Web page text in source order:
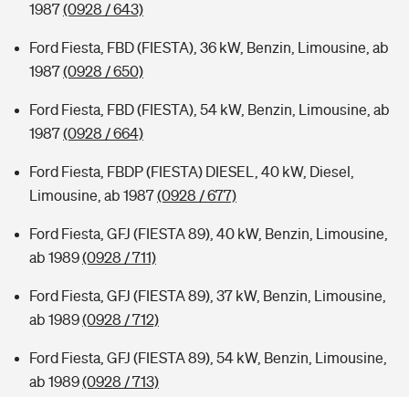
1987(0928 / 643)
Ford Fiesta, FBD (FIESTA), 36 kW, Benzin, Limousine, ab
1987(0928 / 650)
Ford Fiesta, FBD (FIESTA), 54 kW, Benzin, Limousine, ab
1987(0928 / 664)
Ford Fiesta, FBDP (FIESTA) DIESEL, 40 kW, Diesel,
Limousine, ab 1987(0928 / 677)
Ford Fiesta, GFJ (FIESTA 89), 40 kW, Benzin, Limousine,
ab 1989(0928 / 711)
Ford Fiesta, GFJ (FIESTA 89), 37 kW, Benzin, Limousine,
ab 1989(0928 / 712)
Ford Fiesta, GFJ (FIESTA 89), 54 kW, Benzin, Limousine,
ab 1989(0928 / 713)